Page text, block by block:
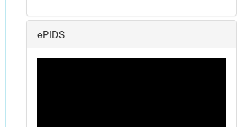
ePIDS